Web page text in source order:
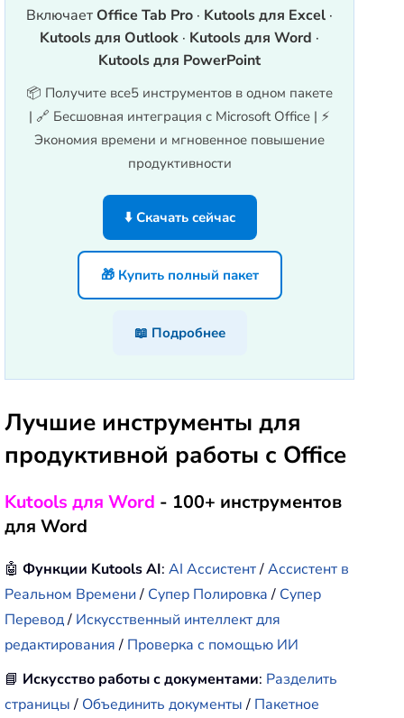
ВключаетOffice Tab Pro · Kutools для Excel ·
Kutools для Outlook · Kutools для Word ·
Kutools для PowerPoint
📦 Получите все5 инструментов в одном пакете
| 🔗 Бесшовная интеграция с Microsoft Office | ⚡
Экономия времени и мгновенное повышение
продуктивности
⬇️ Скачать сейчас
🎁 Купить полный пакет
📖 Подробнее
Лучшие инструменты для
продуктивной работы с Office
Kutools для Word - 100+ инструментов
для Word
🤖 Функции Kutools AI: AI Ассистент/Ассистент в
Реальном Времени/ Супер Полировка/ Супер
Перевод/ Искусственный интеллект для
редактирования/ Проверка с помощью ИИ
📘 Искусство работы с документами: Разделить
страницы/ Объединить документы/ Пакетное